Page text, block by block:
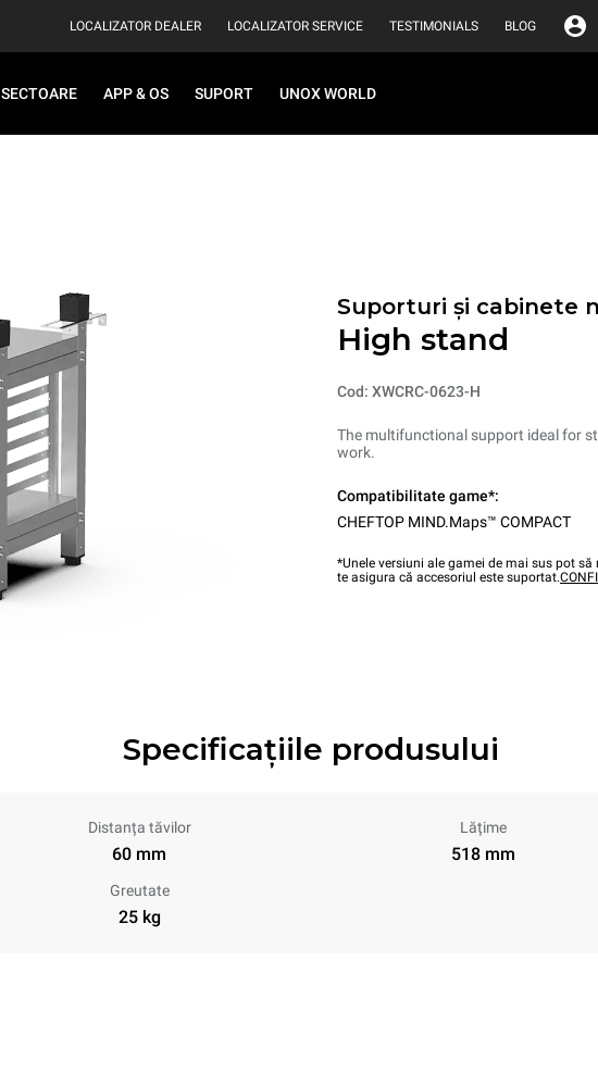
LOCALIZATOR DEALER LOCALIZATOR SERVICE TESTIMONIALS BLOG
SECTOARE APP & OS SUPORT UNOX WORLD
Suporturi și cabinete
High stand
Cod: XWCRC-0623-H
The multifunctional support ideal for
work.
Compatibilitate game*:
CHEFTOP MIND.Maps™ COMPACT
*Unele versiuni ale gamei de mai sus pot
te asigura că accesoriul este suportat.
Specificațiile produsului
Distanța tăvilor
60 mm
Lățime
518 mm
Greutate
25 kg